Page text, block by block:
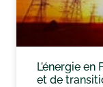
L’énergie en
et de